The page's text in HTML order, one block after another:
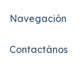
Navegación
Contactános